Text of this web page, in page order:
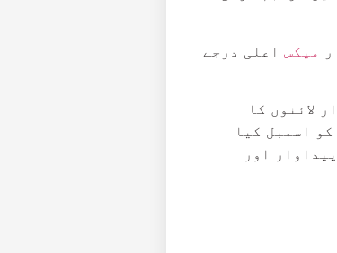
میکس اعلی درجے
، جس میں 8 خودکار پیداوار لائنوں کا
اسمبل کیا
پیداوار ورکشاپ اور 320 سے زیادہ پیداوار اور